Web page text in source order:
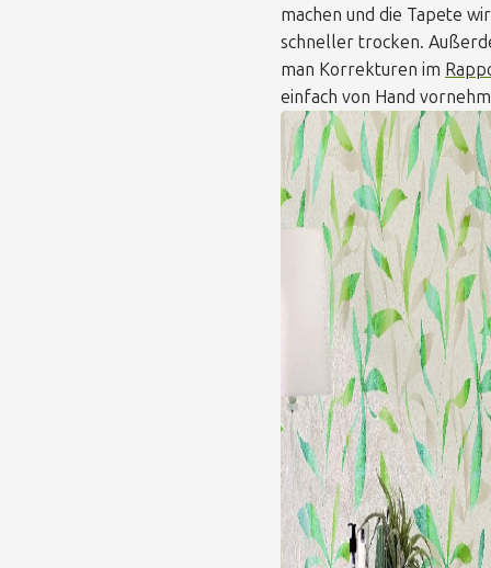
machen und die Tapete
schneller trocken.
man Korrekturen im
einfach von Hand